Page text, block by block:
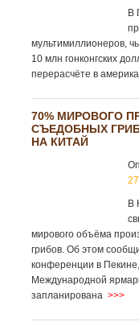
В
мультимиллионеров,
10 млн гонконгских
перерасчёте в
70% МИРОВОГО
СЪЕДОБНЫХ
НА КИТАЙ
В
мирового объёма
грибов. Об этом
конференции в
Международной
запланирована >>>